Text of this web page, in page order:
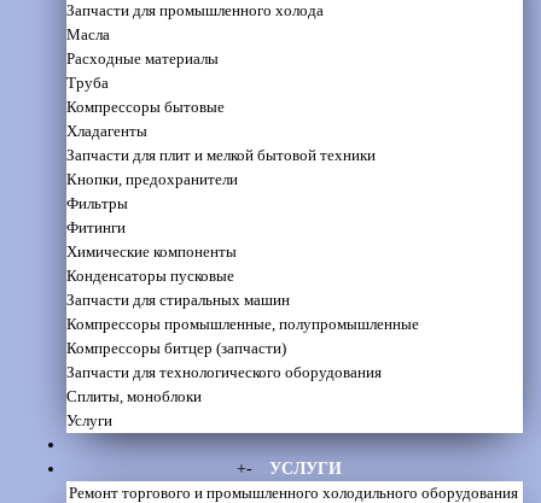
Запчасти для промышленного холода
Масла
Расходные материалы
Труба
Компрессоры бытовые
Хладагенты
Запчасти для плит и мелкой бытовой техники
Кнопки, предохранители
Фильтры
Фитинги
Химические компоненты
Конденсаторы пусковые
Запчасти для стиральных машин
Компрессоры промышленные, полупромышленные
Компрессоры битцер (запчасти)
Запчасти для технологического оборудования
Сплиты, моноблоки
Услуги
+-
УСЛУГИ
Ремонт торгового и промышленного холодильного оборудования